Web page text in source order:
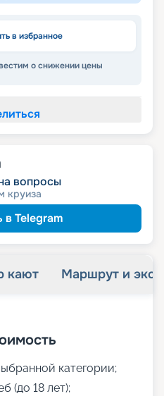
в избранное
о снижении цены
вопросы
круиза
в Telegram
кают Маршрут и
категории;
(до 18 лет);